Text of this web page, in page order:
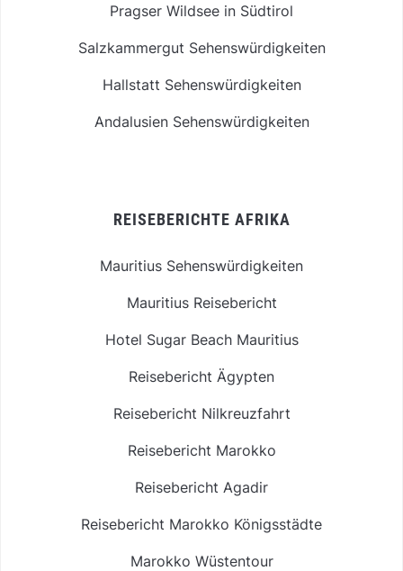
Pragser Wildsee in Südtirol
Salzkammergut Sehenswürdigkeiten
Hallstatt Sehenswürdigkeiten
Andalusien Sehenswürdigkeiten
REISEBERICHTE AFRIKA
Mauritius Sehenswürdigkeiten
Mauritius Reisebericht
Hotel Sugar Beach Mauritius
Reisebericht Ägypten
Reisebericht Nilkreuzfahrt
Reisebericht Marokko
Reisebericht Agadir
Reisebericht Marokko Königsstädte
Marokko Wüstentour